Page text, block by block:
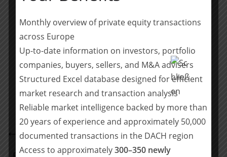
(Quelle )
Teilen mit:
Teilen
MACH AG (Main Capital) übernimmt DATA-PLAN
Computer Consulting GmbH
Monthly overview of private equity transactions
across Europe
Up-to-date information on investors, portfolio
companies, buyers, sellers, and M&A advisers
Structured Excel database designed for efficient
market research and transaction analysis
Reliable market intelligence backed by more than
20 years of experience and approximately 50,000
documented transactions in the DACH region
Access to approximately300–350 newly